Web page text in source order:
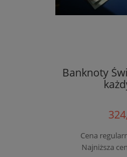
Banknoty
Cena
Najniższa